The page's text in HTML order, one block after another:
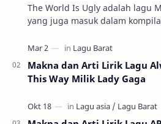
The World Is Ugly adalah lagu
yang juga masuk dalam
Makna dan Arti Lirik Lagu
This Way Milik Lady Gaga